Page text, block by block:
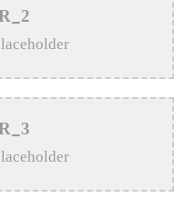
মাদক কারবারি আটক
পিতা আর নেই